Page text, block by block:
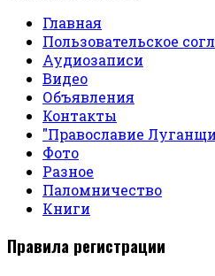
Главная
Пользовательское
Аудиозаписи
Видео
Объявления
Контакты
"Православие
Фото
Разное
Паломничество
Книги
Правила регистрации